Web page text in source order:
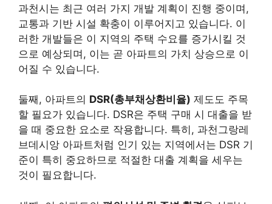
과천시는 최근 여러 가지 개발 계획이 진행 중이며,
교통과 기반 시설 확충이 이루어지고 있습니다. 이
러한 개발들은 이 지역의 주택 수요를 증가시킬 것
으로 예상되며, 이는 곧 아파트의 가치 상승으로 이
어질 수 있습니다.
둘째, 아파트의 DSR(총부채상환비율) 제도도 주목
할 필요가 있습니다. DSR은 주택 구매 시 대출을 받
을 때 중요한 요소로 작용합니다. 특히, 과천그랑레
브데시앙 아파트처럼 인기 있는 지역에서는 DSR 기
준이 특히 중요하므로 적절한 대출 계획을 세우는
것이 필요합니다.